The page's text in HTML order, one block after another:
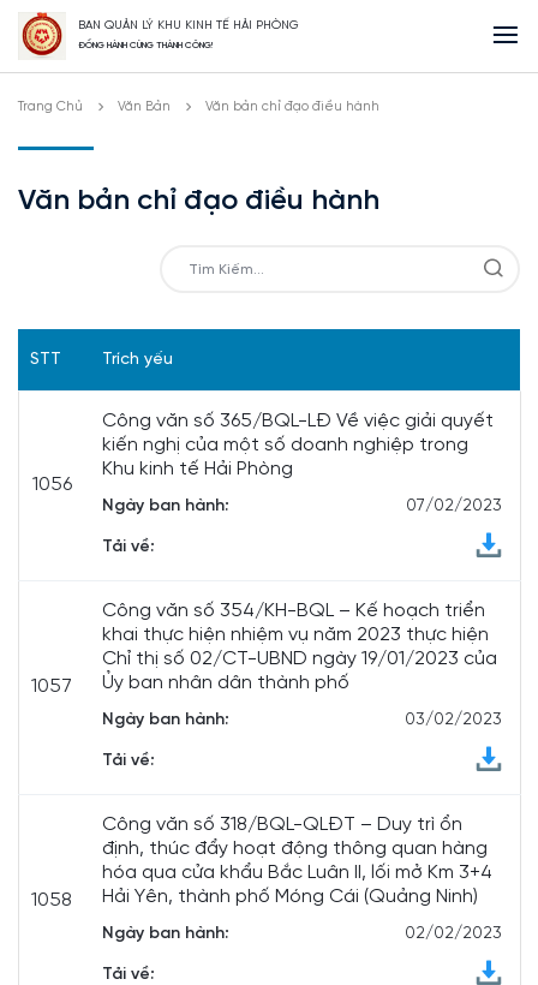
BAN QUẢN LÝ KHU KINH TẾ HẢI PHÒNG
ĐỒNG HÀNH CÙNG THÀNH CÔNG!
Trang Chủ Văn Bản Văn bản chỉ đạo điều hành
Văn bản chỉ đạo điều hành
STT Trích yếu
1056
Công văn số 365/BQL-LĐ Về việc giải quyết
kiến nghị của một số doanh nghiệp trong
Khu kinh tế Hải Phòng
Ngày ban hành: 07/02/2023
Tải về:
1057
Công văn số 354/KH-BQL – Kế hoạch triển
khai thực hiện nhiệm vụ năm 2023 thực hiện
Chỉ thị số 02/CT-UBND ngày 19/01/2023 của
Ủy ban nhân dân thành phố
Ngày ban hành: 03/02/2023
Tải về:
1058
Công văn số 318/BQL-QLĐT – Duy trì ổn
định, thúc đẩy hoạt động thông quan hàng
hóa qua cửa khẩu Bắc Luân II, lối mở Km 3+4
Hải Yên, thành phố Móng Cái (Quảng Ninh)
Ngày ban hành: 02/02/2023
Tải về: